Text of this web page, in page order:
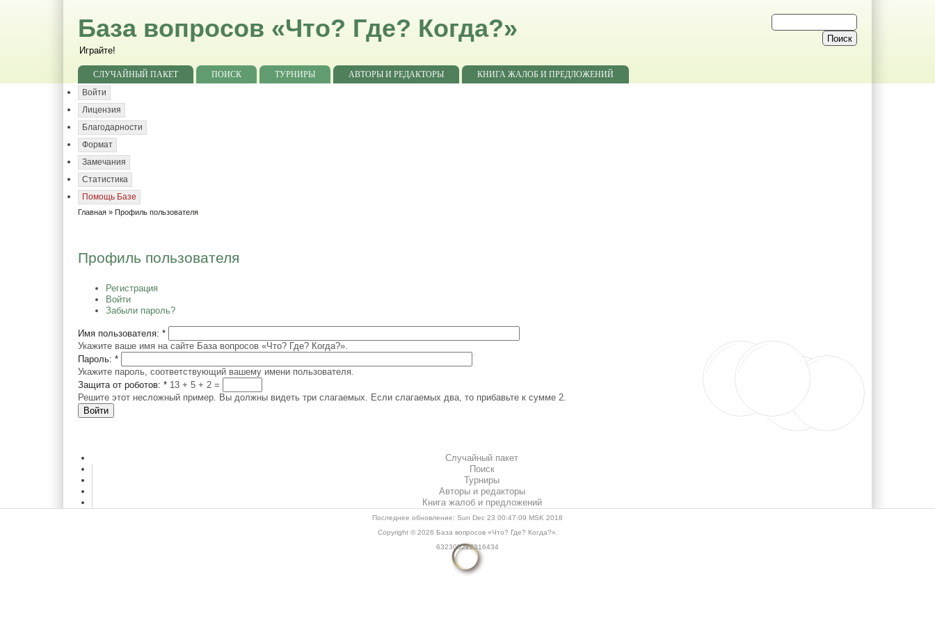
База вопросов «Что? Где? Когда?»
Играйте!
СЛУЧАЙНЫЙ ПАКЕТ ПОИСК ТУРНИРЫ АВТОРЫ И РЕДАКТОРЫ
КНИГА ЖАЛОБ И ПРЕДЛОЖЕНИЙ
Войти
Лицензия
Благодарности
Формат
Замечания
Статистика
Помощь Базе
Главная » Профиль пользователя
Профиль пользователя
Регистрация
Войти
Забыли пароль?
Имя пользователя:*
Укажите ваше имя на сайте База вопросов «Что? Где? Когда?».
Пароль:*
Укажите пароль, соответствующий вашему имени пользователя.
Защита от роботов:* 13 + 5
=
Решите этот несложный пример. Вы должны видеть три слагаемых. Если слагаемых два, то прибавьте к сумме 2.
Случайный пакет
Поиск
Турниры
Авторы и редакторы
Книга жалоб и предложений
Последнее обновление: Sun Dec 23 00:47:09 MSK 2018
Copyright © 2026 База вопросов «Что? Где? Когда?»
632305222316434